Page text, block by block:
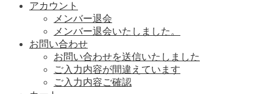
アカウント
メンバー退会
メンバー退会いたしました。
お問い合わせ
お問い合わせを送信いたしました
ご入力内容が間違えています
ご入力内容ご確認